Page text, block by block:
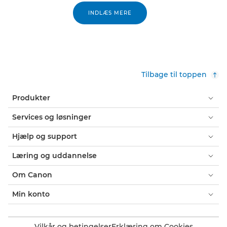
INDLÆS MERE
Tilbage til toppen
Produkter
Services og løsninger
Hjælp og support
Læring og uddannelse
Om Canon
Min konto